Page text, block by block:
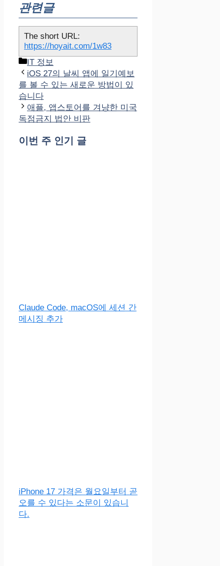
관련글
The short URL:
https://hoyait.com/1w83
카
테
고
리
IT 정보
iOS 27의 날씨 앱에 일기예보
를 볼 수 있는 새로운 방법이 있
습니다
애플, 앱스토어를 겨냥한 미국
독점금지 법안 비판
이번 주 인기 글
Claude Code, macOS에 세션 간
메시징 추가
iPhone 17 가격은 월요일부터 곧
오를 수 있다는 소문이 있습니
다.